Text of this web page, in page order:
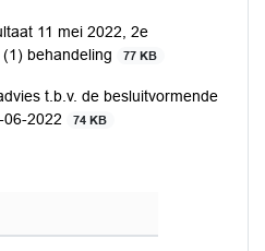
11 mei 2022, 2e
behandeling
77 KB
t.b.v. de besluitvormende
06-2022
74 KB